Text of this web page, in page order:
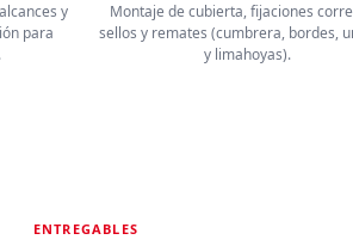
y
para
Montaje de cubierta, fijaciones
sellos y remates (cumbrera, bordes,
y limahoyas).
ENTREGABLES